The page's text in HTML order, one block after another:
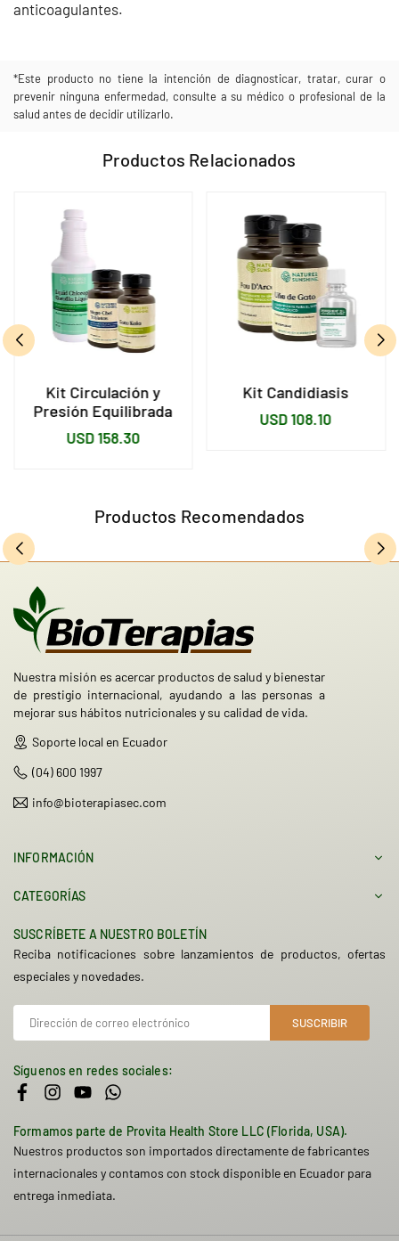
anticoagulantes.
*Este producto no tiene la intención de diagnosticar, tratar, curar o
prevenir ninguna enfermedad, consulte a su médico o profesional de la
salud antes de decidir utilizarlo.
Productos Relacionados
Kit Circulación y
Presión Equilibrada
Precio
USD 158.30
Kit Candidiasis
Precio
USD 108.10
Productos Recomendados
Nuestra misión es acercar productos de salud y bienestar
de prestigio internacional, ayudando a las personas a
mejorar sus hábitos nutricionales y su calidad de vida.
Soporte local en Ecuador
(04) 600 1997
info@bioterapiasec.com
INFORMACIÓN
CATEGORÍAS
SUSCRÍBETE A NUESTRO BOLETÍN
Reciba notificaciones sobre lanzamientos de productos, ofertas
especiales y novedades.
SUSCRIBIR
Síguenos en redes sociales:
FacebookInstagram
YouTube
Formamos parte de Provita Health Store LLC (Florida, USA).
Nuestros productos son importados directamente de fabricantes
internacionales y contamos con stock disponible en Ecuador para
entrega inmediata.